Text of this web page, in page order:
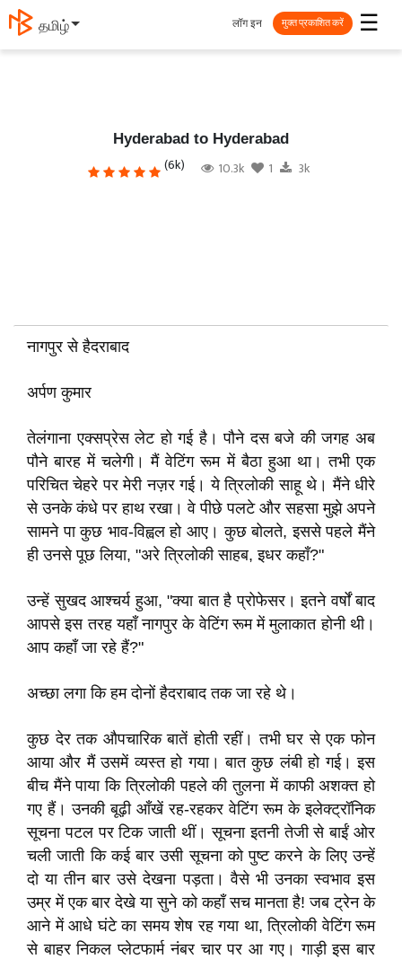
தமிழ் ☰
लॉग इन मुक्त प्रकाशित करें
Hyderabad to Hyderabad
(6k) 10.3k 1 3k
नागपुर से हैदराबाद
अर्पण कुमार
तेलंगाना एक्सप्रेस लेट हो गई है। पौने दस बजे की जगह अब
पौने बारह में चलेगी। मैं वेटिंग रूम में बैठा हुआ था। तभी एक
परिचित चेहरे पर मेरी नज़र गई। ये त्रिलोकी साहू थे। मैंने धीरे
से उनके कंधे पर हाथ रखा। वे पीछे पलटे और सहसा मुझे अपने
सामने पा कुछ भाव-विह्वल हो आए। कुछ बोलते, इससे पहले मैंने
ही उनसे पूछ लिया, "अरे त्रिलोकी साहब, इधर कहाँ?"
उन्हें सुखद आश्चर्य हुआ, "क्या बात है प्रोफेसर। इतने वर्षों बाद
आपसे इस तरह यहाँ नागपुर के वेटिंग रूम में मुलाकात होनी थी।
आप कहाँ जा रहे हैं?"
अच्छा लगा कि हम दोनों हैदराबाद तक जा रहे थे।
कुछ देर तक औपचारिक बातें होती रहीं। तभी घर से एक फोन
आया और मैं उसमें व्यस्त हो गया। बात कुछ लंबी हो गई। इस
बीच मैंने पाया कि त्रिलोकी पहले की तुलना में काफी अशक्त हो
गए हैं। उनकी बूढ़ी आँखें रह-रहकर वेटिंग रूम के इलेक्ट्रॉनिक
सूचना पटल पर टिक जाती थीं। सूचना इतनी तेजी से बाईं ओर
चली जाती कि कई बार उसी सूचना को पुष्ट करने के लिए उन्हें
दो या तीन बार उसे देखना पड़ता। वैसे भी उनका स्वभाव इस
उम्र में एक बार देखे या सुने को कहाँ सच मानता है! जब ट्रेन के
आने में आधे घंटे का समय शेष रह गया था, त्रिलोकी वेटिंग रूम
से बाहर निकल प्लेटफार्म नंबर चार पर आ गए। गाड़ी इस बार